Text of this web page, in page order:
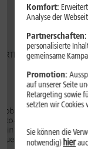
Komfort:
Analyse der
Partnerschaften:
personalisierte
gemeinsame
Promotion:
auf unserer Seite
Retargeting sowie
setzten wir
Sie können die
notwendig) hier